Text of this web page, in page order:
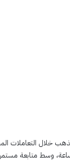
وسط متابعة